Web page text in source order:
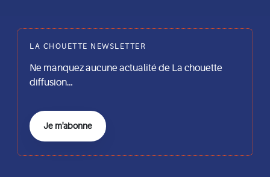
LA CHOUETTE NEWSLETTER
Ne manquez aucune actualité de La chouette
diffusion…
Je m'abonne